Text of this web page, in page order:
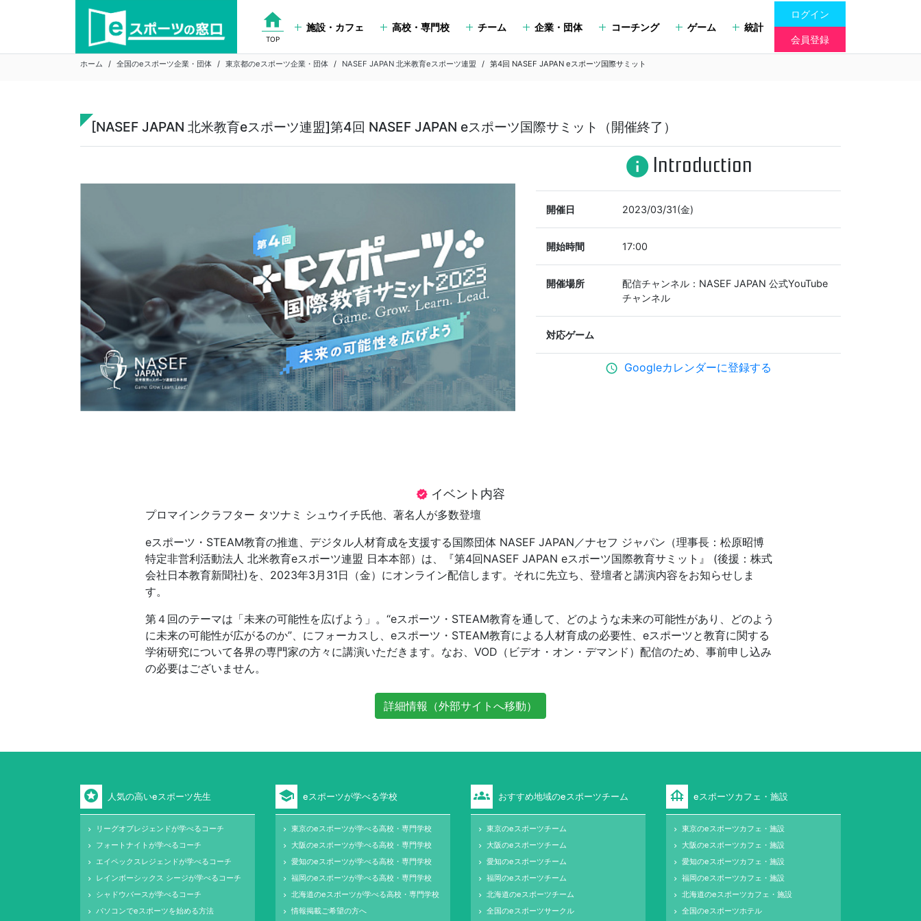
home
TOP
施設・カフェ 高校・専門校 チーム 企業・団体 コーチング ゲーム 統計
ログイン
会員登録
ホーム 全国のeスポーツ企業・団体 東京都のeスポーツ企業・団体 NASEF JAPAN 北米教育eスポーツ連盟 第4回 NASEF JAPAN eスポーツ国際サミット
[NASEF JAPAN 北米教育eスポーツ連盟]第4回 NASEF JAPAN eスポーツ国際サミット（開催終了）
info Introduction
開催日 2023/03/31(金)
開始時間 17:00
開催場所
配信チャンネル：NASEF JAPAN 公式YouTube
チャンネル
対応ゲーム
schedule Googleカレンダーに登録する
verified イベント内容
プロマインクラフター タツナミ シュウイチ氏他、著名人が多数登壇
eスポーツ・STEAM教育の推進、デジタル人材育成を支援する国際団体 NASEF JAPAN／ナセフ ジャパン（理事長：松原昭博
特定非営利活動法人 北米教育eスポーツ連盟 日本本部）は、『第4回NASEF JAPAN eスポーツ国際教育サミット』 (後援：株式
会社日本教育新聞社)を、2023年3月31日（金）にオンライン配信します。それに先立ち、登壇者と講演内容をお知らせしま
す。
第４回のテーマは「未来の可能性を広げよう」。“eスポーツ・STEAM教育を通して、どのような未来の可能性があり、どのよう
に未来の可能性が広がるのか”、にフォーカスし、eスポーツ・STEAM教育による人材育成の必要性、eスポーツと教育に関する
学術研究について各界の専門家の方々に講演いただきます。なお、VOD（ビデオ・オン・デマンド）配信のため、事前申し込み
の必要はございません。
詳細情報（外部サイトへ移動）
stars 人気の高いeスポーツ先生
keyboard_arrow_right リーグオブレジェンドが学べるコーチ
keyboard_arrow_right フォートナイトが学べるコーチ
keyboard_arrow_right エイペックスレジェンドが学べるコーチ
keyboard_arrow_right レインボーシックス シージが学べるコーチ
keyboard_arrow_right シャドウバースが学べるコーチ
keyboard_arrow_right パソコンでeスポーツを始める方法
school eスポーツが学べる学校
keyboard_arrow_right 東京のeスポーツが学べる高校・専門学校
keyboard_arrow_right 大阪のeスポーツが学べる高校・専門学校
keyboard_arrow_right 愛知のeスポーツが学べる高校・専門学校
keyboard_arrow_right 福岡のeスポーツが学べる高校・専門学校
keyboard_arrow_right 北海道のeスポーツが学べる高校・専門学校
keyboard_arrow_right 情報掲載ご希望の方へ
groups おすすめ地域のeスポーツチーム
keyboard_arrow_right 東京のeスポーツチーム
keyboard_arrow_right 大阪のeスポーツチーム
keyboard_arrow_right 愛知のeスポーツチーム
keyboard_arrow_right 福岡のeスポーツチーム
keyboard_arrow_right 北海道のeスポーツチーム
keyboard_arrow_right 全国のeスポーツサークル
foundation eスポーツカフェ・施設
keyboard_arrow_right 東京のeスポーツカフェ・施設
keyboard_arrow_right 大阪のeスポーツカフェ・施設
keyboard_arrow_right 愛知のeスポーツカフェ・施設
keyboard_arrow_right 福岡のeスポーツカフェ・施設
keyboard_arrow_right 北海道のeスポーツカフェ・施設
keyboard_arrow_right 全国のeスポーツホテル